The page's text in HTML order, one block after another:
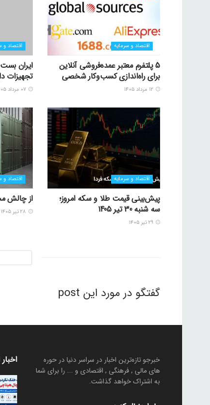
اقتصاد و سرمایه
5 پلتفرم معتبر عمده‌فروشی آنلاین
برای راه‌اندازی کسب‌وکار شخصی
اقتصاد و
ایران
تجهیزات
اقتصاد و سرمایه
پیش‌بینی قیمت طلا و سکه امروز؛
سه شنبه 30 تیر 1405
اقتصاد و
از چالش
گفتگو در مورد این post
خبرجو تازه‌ترین اخبار در سراسر دنیا در حوره
های مالی , فرهنگی , اقتصادی و ... را برای شما
به اشتراک خواهد گذاشت.